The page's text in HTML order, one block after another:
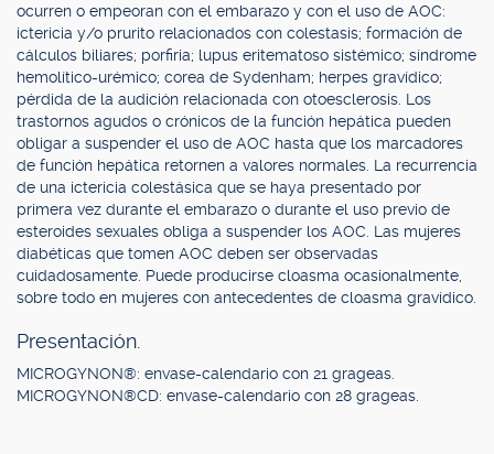
ocurren o empeoran con el embarazo y con el uso de AOC:
ictericia y/o prurito relacionados con colestasis; formación de
cálculos biliares; porfiria; lupus eritematoso sistémico; síndrome
hemolítico-urémico; corea de Sydenham; herpes gravídico;
pérdida de la audición relacionada con otoesclerosis. Los
trastornos agudos o crónicos de la función hepática pueden
obligar a suspender el uso de AOC hasta que los marcadores
de función hepática retornen a valores normales. La recurrencia
de una ictericia colestásica que se haya presentado por
primera vez durante el embarazo o durante el uso previo de
esteroides sexuales obliga a suspender los AOC. Las mujeres
diabéticas que tomen AOC deben ser observadas
cuidadosamente. Puede producirse cloasma ocasionalmente,
sobre todo en mujeres con antecedentes de cloasma gravídico.
Presentación.
MICROGYNON®: envase-calendario con 21 grageas.
MICROGYNON®CD: envase-calendario con 28 grageas.